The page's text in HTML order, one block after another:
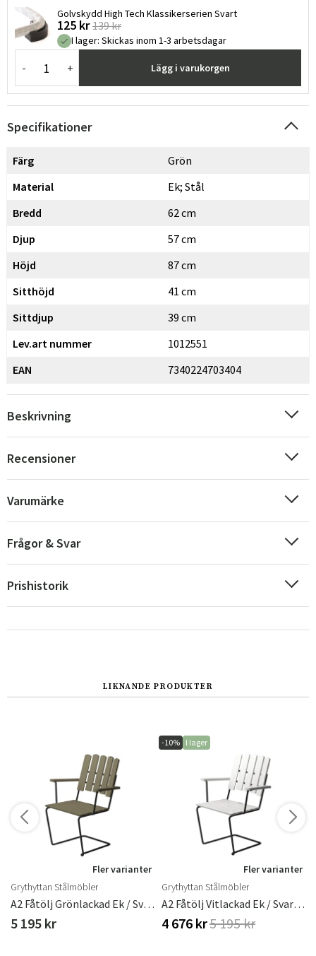
Golvskydd High Tech Klassikerserien Svart
125 kr 139 kr
I lager: Skickas inom 1-3 arbetsdagar
- + Lägg i varukorgen
Specifikationer
Färg
Grön
Material
Ek; Stål
Bredd
62 cm
Djup
57 cm
Höjd
87 cm
Sitthöjd
41 cm
Sittdjup
39 cm
Lev.art nummer
1012551
EAN
7340224703404
Beskrivning
Recensioner
Varumärke
Frågor & Svar
Prishistorik
LIKNANDE PRODUKTER
Fler varianter
Grythyttan Stålmöbler
A2 Fåtölj Grönlackad Ek / Svart Stativ
5 195 kr
-10% I lager
Fler varianter
Grythyttan Stålmöbler
A2 Fåtölj Vitlackad Ek / Svart Stativ
4 676 kr5 195 kr